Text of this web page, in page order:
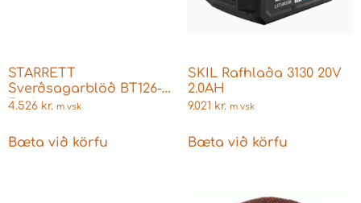
STARRETT
Sverðsagarblöð BT126-5
5 stk
4.526 kr. m vsk
Bæta við körfu
SKIL Rafhlaða 3130 20V
2.0AH
9.021 kr. m vsk
Bæta við körfu